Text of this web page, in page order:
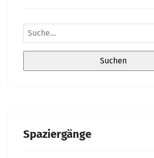
Spaziergänge